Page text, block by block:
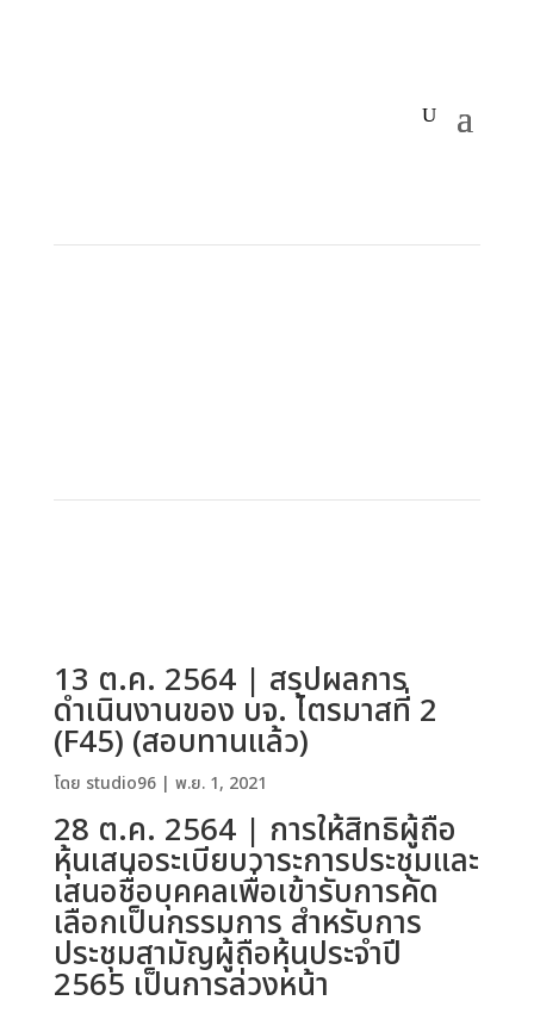
13 ต.ค. 2564 | สรุปผลการ
ดำเนินงานของ บจ. ไตรมาสที่ 2
(F45) (สอบทานแล้ว)
โดย studio96| พ.ย. 1, 2021
28 ต.ค. 2564 | การให้สิทธิผู้ถือ
หุ้นเสนอระเบียบวาระการประชุมและ
เสนอชื่อบุคคลเพื่อเข้ารับการคัด
เลือกเป็นกรรมการ สำหรับการ
ประชุมสามัญผู้ถือหุ้นประจำปี
2565 เป็นการล่วงหน้า